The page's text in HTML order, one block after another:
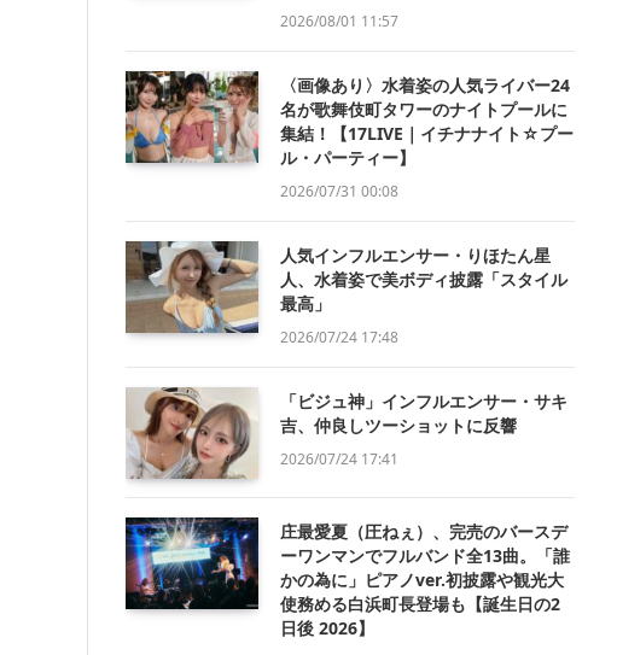
2026/08/01 11:57
〈画像あり〉水着姿の人気ライバー24
名が歌舞伎町タワーのナイトプールに
集結！【17LIVE｜イチナナイト☆プー
ル・パーティー】
2026/07/31 00:08
人気インフルエンサー・りほたん星
人、水着姿で美ボディ披露「スタイル
最高」
2026/07/24 17:48
「ビジュ神」インフルエンサー・サキ
吉、仲良しツーショットに反響
2026/07/24 17:41
庄最愛夏（圧ねぇ）、完売のバースデ
ーワンマンでフルバンド全13曲。「誰
かの為に」ピアノver.初披露や観光大
使務める白浜町長登場も【誕生日の2
日後 2026】